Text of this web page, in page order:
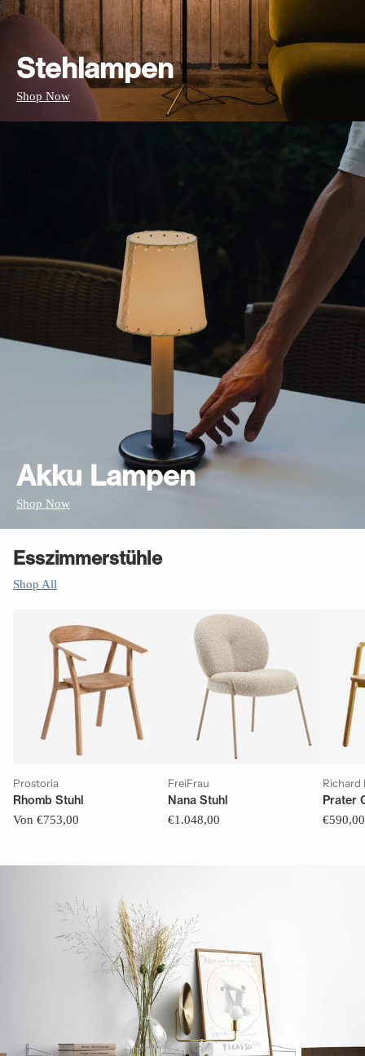
Stehlampen
Shop Now
Akku Lampen
Shop Now
Esszimmerstühle
Shop All
Prostoria
Rhomb Stuhl
Von €753,00
FreiFrau
Nana Stuhl
€1.048,00
Richard
Prater
€590,00